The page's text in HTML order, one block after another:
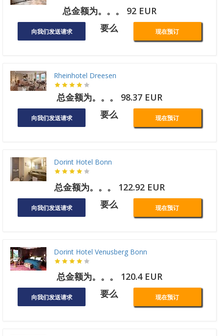
总金额为。。。 92 EUR
向我们发送请求 要么 现在预订
Rheinhotel Dreesen
总金额为。。。 98.37 EUR
向我们发送请求 要么 现在预订
Dorint Hotel Bonn
总金额为。。。 122.92 EUR
向我们发送请求 要么 现在预订
Dorint Hotel Venusberg Bonn
总金额为。。。 120.4 EUR
向我们发送请求 要么 现在预订